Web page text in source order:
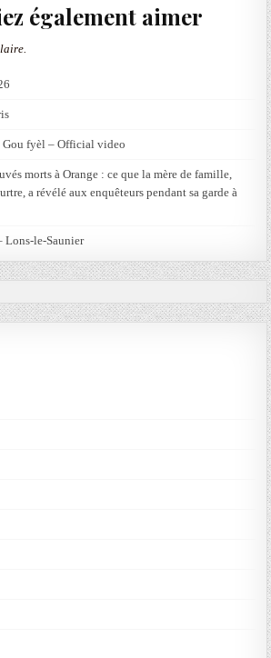
également aimer
fyèl – Official video
morts à Orange : ce que la mère de famille,
a révélé aux enquêteurs pendant sa garde à
Lons-le-Saunier